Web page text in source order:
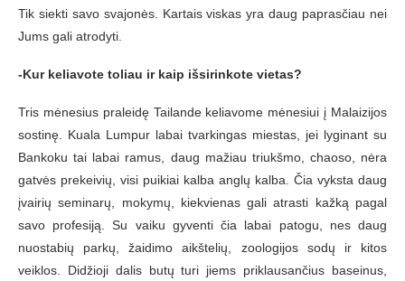
Tik siekti savo svajonės. Kartais viskas yra daug paprasčiau nei
Jums gali atrodyti.
-Kur keliavote toliau ir kaip išsirinkote vietas?
Tris mėnesius praleidę Tailande keliavome mėnesiui į Malaizijos
sostinę. Kuala Lumpur labai tvarkingas miestas, jei lyginant su
Bankoku tai labai ramus, daug mažiau triukšmo, chaoso, nėra
gatvės prekeivių, visi puikiai kalba anglų kalba. Čia vyksta daug
įvairių seminarų, mokymų, kiekvienas gali atrasti kažką pagal
savo profesiją. Su vaiku gyventi čia labai patogu, nes daug
nuostabių parkų, žaidimo aikštelių, zoologijos sodų ir kitos
veiklos. Didžioji dalis butų turi jiems priklausančius baseinus,